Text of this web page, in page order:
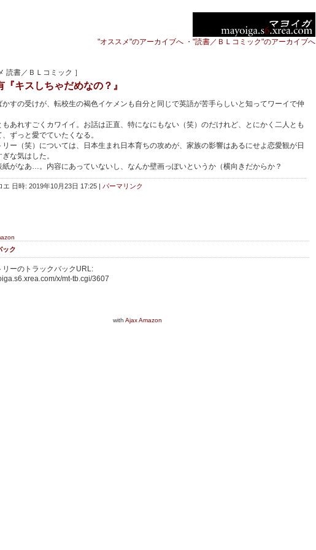
"オススメ"のアーカイブへ ・ "読書／ＢＬコミック"のアーカイブへ
読書／ＢＬコミック ］
『キスしちゃだめなの？』
すの受けが、転校生の褐色イケメンも自分と同じで英語が苦手らしいと知ってワーイで仲
あれすごくカワイイ。お話は正直、特になにもない（笑）のだけれど、とにかく二人とも
ずっと愛でていたくなる。
ー（笑）については、日本生まれ日本育ちの攻めが、家族の影響はあるにせよ恋愛観が日
な気はした。
がなあ…。内容にあっていないし、なんか壁画っぽいというか（横向きだからか？
エ 日時: 2019年10月23日 17:25 | パーマリンク
ック
リーのトラックバックURL:
x/mt-tb.cgi/3607
with Ajax Amazon